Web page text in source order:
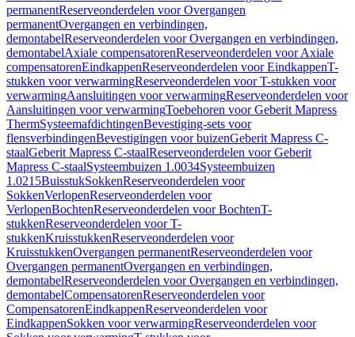
permanentReserveonderdelen voor Overgangen
permanentOvergangen en verbindingen,
demontabelReserveonderdelen voor Overgangen en verbindingen,
demontabelAxiale compensatorenReserveonderdelen voor Axiale
compensatorenEindkappenReserveonderdelen voor EindkappenT-
stukken voor verwarmingReserveonderdelen voor T-stukken voor
verwarmingAansluitingen voor verwarmingReserveonderdelen voor
Aansluitingen voor verwarmingToebehoren voor Geberit Mapress
ThermSysteemafdichtingenBevestiging-sets voor
flensverbindingenBevestigingen voor buizenGeberit Mapress C-
staalGeberit Mapress C-staalReserveonderdelen voor Geberit
Mapress C-staalSysteembuizen 1.0034Systeembuizen
1.0215BuisstukSokkenReserveonderdelen voor
SokkenVerlopenReserveonderdelen voor
VerlopenBochtenReserveonderdelen voor BochtenT-
stukkenReserveonderdelen voor T-
stukkenKruisstukkenReserveonderdelen voor
KruisstukkenOvergangen permanentReserveonderdelen voor
Overgangen permanentOvergangen en verbindingen,
demontabelReserveonderdelen voor Overgangen en verbindingen,
demontabelCompensatorenReserveonderdelen voor
CompensatorenEindkappenReserveonderdelen voor
EindkappenSokken voor verwarmingReserveonderdelen voor